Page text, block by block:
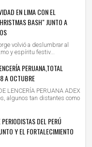
EN LIMA CON EL
BASH" JUNTO A
volvió a deslumbrar al
y espíritu festiv...
PERUANA,TOTAL
A OCTUBRE
LENCERÍA PERUANA ADEX
algunos tan distantes como
DEL PERÚ
Y EL FORTALECIMIENTO